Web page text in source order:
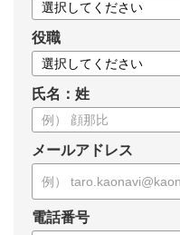
役職
氏名：姓
メールアドレス
電話番号